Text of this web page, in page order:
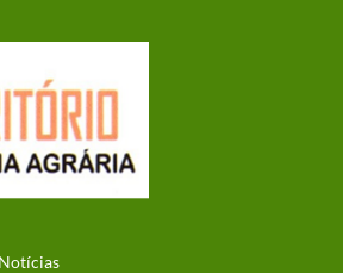
Notícias